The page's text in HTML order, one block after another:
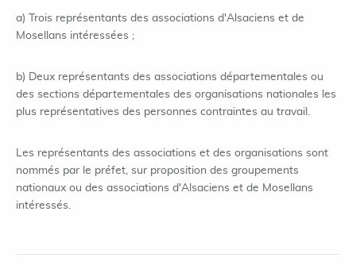
a) Trois représentants des associations d'Alsaciens et de
Mosellans intéressées ;
b) Deux représentants des associations départementales ou
des sections départementales des organisations nationales les
plus représentatives des personnes contraintes au travail.
Les représentants des associations et des organisations sont
nommés par le préfet, sur proposition des groupements
nationaux ou des associations d'Alsaciens et de Mosellans
intéressés.